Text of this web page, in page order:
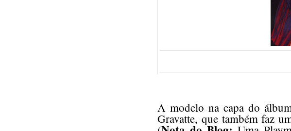
A modelo na capa do
Gravatte, que também faz